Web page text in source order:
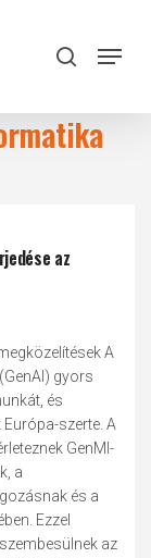
search
Menu
az
A
gyors
és
szerte. A
GenMI-
a
és a
Ezzel
az
Close